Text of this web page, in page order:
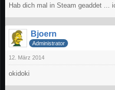
Hab dich mal in Steam geaddet ...
Bjoern
Administrator
12. März 2014
okidoki